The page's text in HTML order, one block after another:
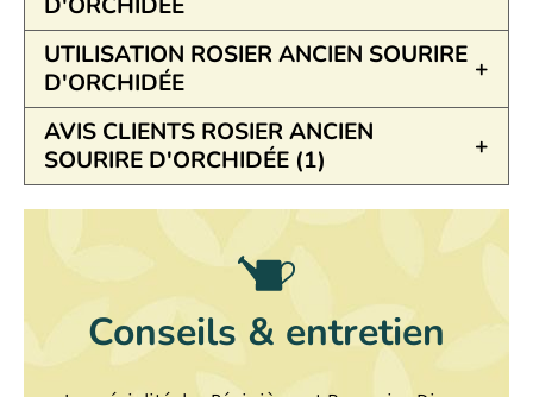
UTILISATION ROSIER ANCIEN SOURIRE
D'ORCHIDÉE
AVIS CLIENTS ROSIER ANCIEN
SOURIRE D'ORCHIDÉE (1)
Conseils & entretien